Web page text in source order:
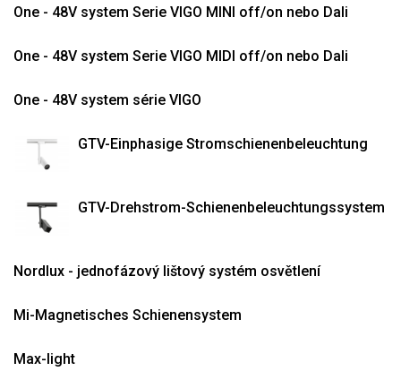
One - 48V system Serie VIGO MINI off/on nebo Dali
One - 48V system Serie VIGO MIDI off/on nebo Dali
One - 48V system série VIGO
GTV-Einphasige Stromschienenbeleuchtung
GTV-Drehstrom-Schienenbeleuchtungssystem
Nordlux - jednofázový lištový systém osvětlení
Mi-Magnetisches Schienensystem
Max-light